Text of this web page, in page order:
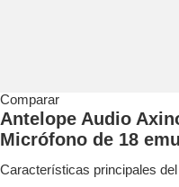
Comparar
Antelope Audio
Micrófono de 18
Características principales